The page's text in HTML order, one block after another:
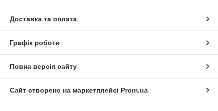
Доставка та оплата
Графік роботи
Повна версія сайту
Сайт створено на маркетплейсі Prom.ua